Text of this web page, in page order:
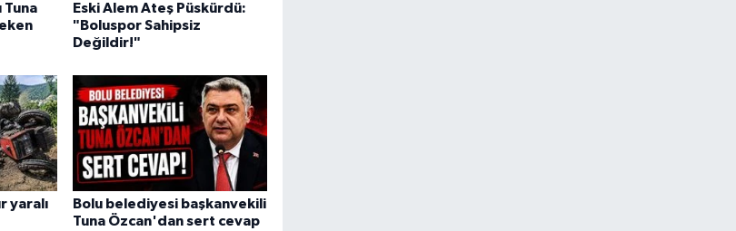
Tuna
Eski Alem Ateş Püskürdü:
"Boluspor Sahipsiz
Değildir!"
yaralı
Bolu belediyesi başkanvekili
Tuna Özcan'dan sert cevap